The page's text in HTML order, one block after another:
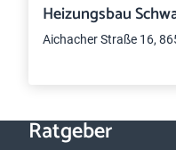
Heizungsbau
Aichacher Straße 16,
Ratgeber